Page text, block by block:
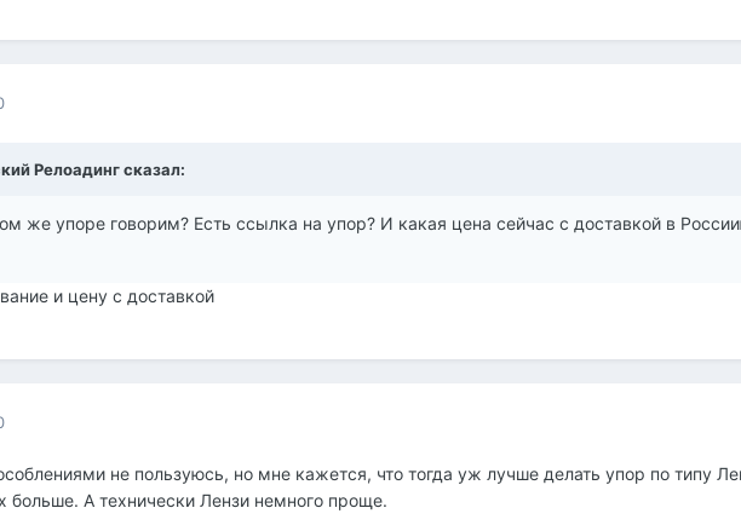
Релоадингсказал:
же упоре говорим? Есть ссылка на упор? И какая цена сейчас с доставкой в
и цену с доставкой
не пользуюсь, но мне кажется, что тогда уж лучше делать упор по типу
больше. А технически Лензи немного проще.